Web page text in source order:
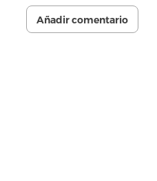
Añadir comentario